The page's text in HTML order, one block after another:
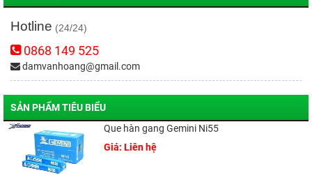
Hotline (24/24)
0868 149 525
damvanhoang@gmail.com
SẢN PHẨM TIÊU BIỂU
Que hàn gang Gemini Ni55
Giá: Liên hệ